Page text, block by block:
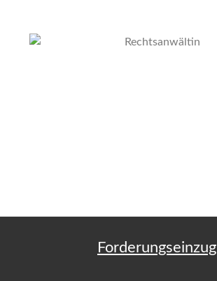
Forderungseinzug